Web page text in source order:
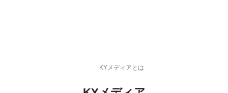
KYメディアとは